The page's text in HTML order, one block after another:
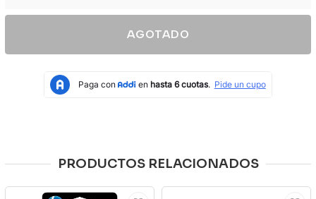
AGOTADO
PRODUCTOS RELACIONADOS